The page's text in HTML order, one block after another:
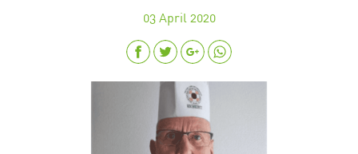
03 April 2020